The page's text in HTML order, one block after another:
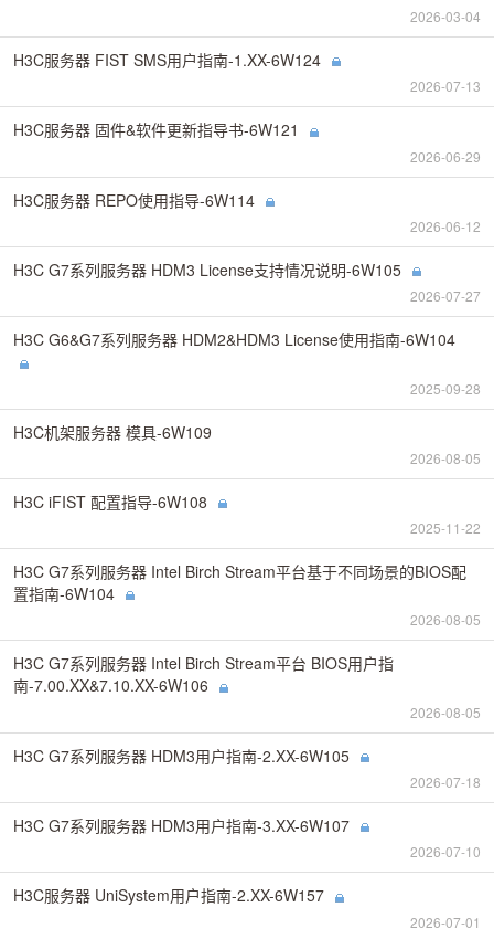
2026-03-04
H3C服务器 FIST SMS用户指南-1.XX-6W124
2026-07-13
H3C服务器 固件&软件更新指导书-6W121
2026-06-29
H3C服务器 REPO使用指导-6W114
2026-06-12
H3C G7系列服务器 HDM3 License支持情况说明-6W105
2026-07-27
H3C G6&G7系列服务器 HDM2&HDM3 License使用指南-6W104
2025-09-28
H3C机架服务器 模具-6W109
2026-08-05
H3C iFIST 配置指导-6W108
2025-11-22
H3C G7系列服务器 Intel Birch Stream平台基于不同场景的BIOS配
置指南-6W104
2026-08-05
H3C G7系列服务器 Intel Birch Stream平台 BIOS用户指
南-7.00.XX&7.10.XX-6W106
2026-08-05
H3C G7系列服务器 HDM3用户指南-2.XX-6W105
2026-07-18
H3C G7系列服务器 HDM3用户指南-3.XX-6W107
2026-07-10
H3C服务器 UniSystem用户指南-2.XX-6W157
2026-07-01